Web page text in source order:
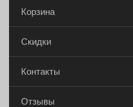
Корзина
Скидки
Контакты
Отзывы